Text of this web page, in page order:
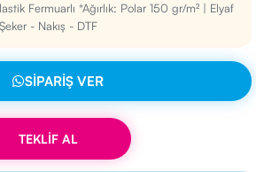
Fermuarlı *Ağırlık: Polar 150 gr/m² | Elyaf
- Nakış - DTF
SIPARIŞ VER
TEKLİF AL